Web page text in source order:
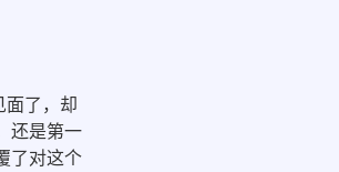
了，却
还是第一
了对这个